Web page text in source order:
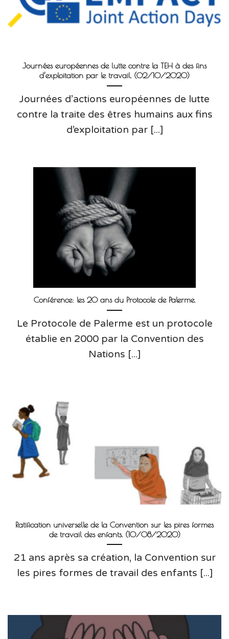
Journées européennes de lutte contre la TEH à des fins
d’exploitation par le travail. (02/10/2020)
Journées d’actions européennes de lutte
contre la traite des êtres humains aux fins
d’exploitation par [...]
Conférence: les 20 ans du Protocole de Palerme.
Le Protocole de Palerme est un protocole
établie en 2000 par la Convention des
Nations [...]
Ratification universelle de la Convention sur les pires formes
de travail des enfants. (10/08/2020)
21 ans après sa création, la Convention sur
les pires formes de travail des enfants [...]